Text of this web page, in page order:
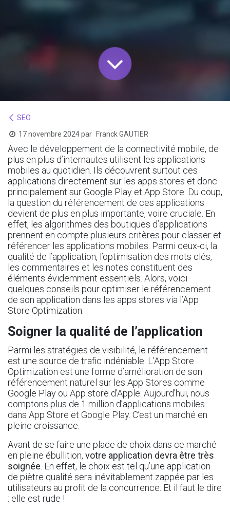
SEO
17 novembre 2024par Franck GAUTIER
Avec le développement de la connectivité mobile, de
plus en plus d’internautes utilisent les applications
mobiles au quotidien. Ils découvrent surtout ces
applications directement sur les apps stores et donc
principalement sur Google Play et App Store. Du coup,
la question du référencement de ces applications
devient de plus en plus importante, voire cruciale. En
effet, les algorithmes des boutiques d’applications
prennent en compte plusieurs critères pour classer et
référencer les applications mobiles. Parmi ceux-ci, la
qualité de l’application, l’optimisation des mots clés,
les commentaires et les notes constituent des
éléments évidemment essentiels. Alors, voici
quelques conseils pour optimiser le référencement
de son application dans les apps stores via l’App
Store Optimization.
Soigner la qualité de l’application
Parmi les stratégies de visibilité, le référencement
est une source de trafic indéniable. L’App Store
Optimization est une forme d’amélioration de son
référencement naturel sur les App Stores comme
Google Play ou App store d’Apple. Aujourd’hui, nous
comptons plus de 1 million d’applications mobiles
dans App Store et Google Play. C’est un marché en
pleine croissance.
Avant de se faire une place de choix dans ce marché
en pleine ébullition, votre application devra être très
soignée . En effet, le choix est tel qu’une application
de piètre qualité sera inévitablement zappée par les
utilisateurs au profit de la concurrence. Et il faut le dire
: elle est rude !